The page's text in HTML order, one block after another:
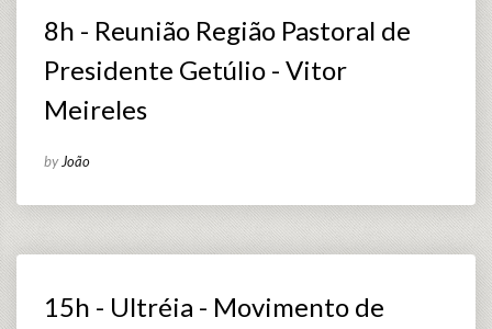
8h - Reunião Região Pastoral de
Presidente Getúlio - Vitor
Meireles
by João
15h - Ultréia - Movimento de